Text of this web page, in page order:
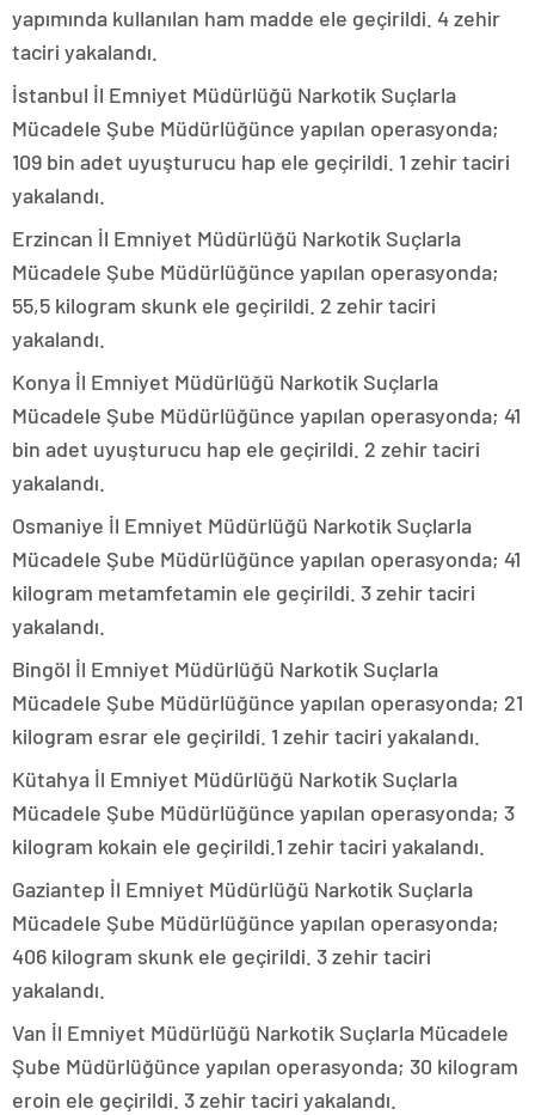
yapımında kullanılan ham madde ele geçirildi. 4 zehir
taciri yakalandı.
İstanbul İl Emniyet Müdürlüğü Narkotik Suçlarla
Mücadele Şube Müdürlüğünce yapılan operasyonda;
109 bin adet uyuşturucu hap ele geçirildi. 1 zehir taciri
yakalandı.
Erzincan İl Emniyet Müdürlüğü Narkotik Suçlarla
Mücadele Şube Müdürlüğünce yapılan operasyonda;
55,5 kilogram skunk ele geçirildi. 2 zehir taciri
yakalandı.
Konya İl Emniyet Müdürlüğü Narkotik Suçlarla
Mücadele Şube Müdürlüğünce yapılan operasyonda; 41
bin adet uyuşturucu hap ele geçirildi. 2 zehir taciri
yakalandı.
Osmaniye İl Emniyet Müdürlüğü Narkotik Suçlarla
Mücadele Şube Müdürlüğünce yapılan operasyonda; 41
kilogram metamfetamin ele geçirildi. 3 zehir taciri
yakalandı.
Bingöl İl Emniyet Müdürlüğü Narkotik Suçlarla
Mücadele Şube Müdürlüğünce yapılan operasyonda; 21
kilogram esrar ele geçirildi. 1 zehir taciri yakalandı.
Kütahya İl Emniyet Müdürlüğü Narkotik Suçlarla
Mücadele Şube Müdürlüğünce yapılan operasyonda; 3
kilogram kokain ele geçirildi.1 zehir taciri yakalandı.
Gaziantep İl Emniyet Müdürlüğü Narkotik Suçlarla
Mücadele Şube Müdürlüğünce yapılan operasyonda;
406 kilogram skunk ele geçirildi. 3 zehir taciri
yakalandı.
Van İl Emniyet Müdürlüğü Narkotik Suçlarla Mücadele
Şube Müdürlüğünce yapılan operasyonda; 30 kilogram
eroin ele geçirildi. 3 zehir taciri yakalandı.